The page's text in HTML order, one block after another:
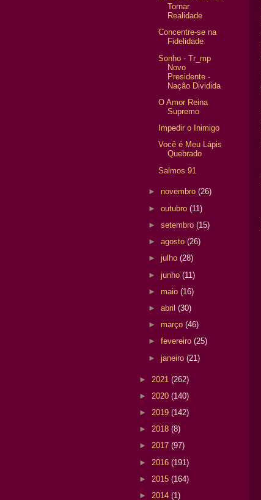
Tornar
Realidade
Concentre-se na
Fidelidade
Sonho - Tr_mp
Novo
Presidente -
Nação Dividida
O Amor Reina
Supremo
Impedir o Inimigo
Você é Meu Lápis
Quebrado
Salmos 91
► novembro(26)
►outubro(11)
►setembro(15)
►agosto(26)
►julho(28)
►junho(11)
► maio(16)
►abril(30)
► março(46)
►fevereiro(25)
►janeiro(21)
► 2021 (262)
► 2020 (140)
► 2019 (142)
► 2018 (8)
► 2017 (97)
► 2016 (191)
► 2015 (164)
► 2014 (1)